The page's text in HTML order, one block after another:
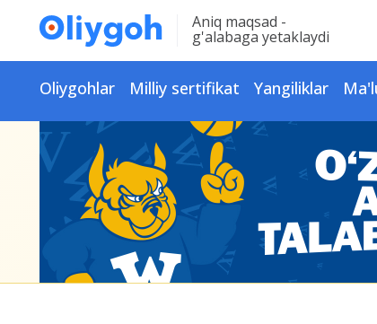
Aniq maqsad -
g'alabaga yetaklaydi
Oliygohlar Milliy sertifikat Yangiliklar